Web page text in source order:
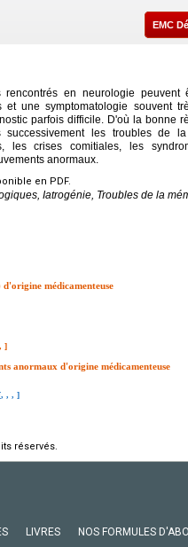
EMC
rencontrés en neurologie peuvent
et une symptomatologie souvent
parfois difficile. D'où la bonne
successivement les troubles de
les crises comitiales, les
anormaux.
en PDF.
Iatrogénie, Troubles de la
d'origine médicamenteuse
, ]
anormaux d'origine médicamenteuse
, , , ]
réservés.
LIVRES NOS FORMULES